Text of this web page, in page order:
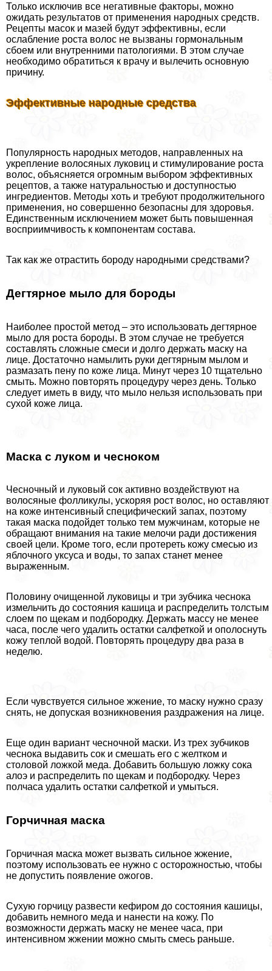
Только исключив все негативные факторы, можно
ожидать результатов от применения народных средств.
Рецепты масок и мазей будут эффективны, если
ослабление роста волос не вызваны гормональным
сбоем или внутренними патологиями. В этом случае
необходимо обратиться к врачу и вылечить основную
причину.
Эффективные народные средства
Популярность народных методов, направленных на
укрепление волосяных луковиц и стимулирование роста
волос, объясняется огромным выбором эффективных
рецептов, а также натуральностью и доступностью
ингредиентов. Методы хоть и требуют продолжительного
применения, но совершенно безопасны для здоровья.
Единственным исключением может быть повышенная
восприимчивость к компонентам состава.
Так как же отрастить бороду народными средствами?
Дегтярное мыло для бороды
Наиболее простой метод – это использовать дегтярное
мыло для роста бороды. В этом случае не требуется
составлять сложные смеси и долго держать маску на
лице. Достаточно намылить руки дегтярным мылом и
размазать пену по коже лица. Минут через 10 тщательно
смыть. Можно повторять процедуру через день. Только
следует иметь в виду, что мыло нельзя использовать при
сухой коже лица.
Маска с луком и чесноком
Чесночный и луковый сок активно воздействуют на
волосяные фолликулы, ускоряя рост волос, но оставляют
на коже интенсивный специфический запах, поэтому
такая маска подойдет только тем мужчинам, которые не
обращают внимания на такие мелочи ради достижения
своей цели. Кроме того, если протереть кожу смесью из
яблочного уксуса и воды, то запах станет менее
выраженным.
Половину очищенной луковицы и три зубчика чеснока
измельчить до состояния кашица и распределить толстым
слоем по щекам и подбородку. Держать массу не менее
часа, после чего удалить остатки салфеткой и ополоснуть
кожу теплой водой. Повторять процедуру два раза в
неделю.
Если чувствуется сильное жжение, то маску нужно сразу
снять, не допуская возникновения раздражения на лице.
Еще один вариант чесночной маски. Из трех зубчиков
чеснока выдавить сок и смешать его с желтком и
столовой ложкой меда. Добавить большую ложку сока
алоэ и распределить по щекам и подбородку. Через
полчаса удалить остатки салфеткой и умыться.
Горчичная маска
Горчичная маска может вызвать сильное жжение,
поэтому использовать ее нужно с осторожностью, чтобы
не допустить появление ожогов.
Сухую горчицу развести кефиром до состояния кашицы,
добавить немного меда и нанести на кожу. По
возможности держать маску не менее часа, при
интенсивном жжении можно смыть смесь раньше.